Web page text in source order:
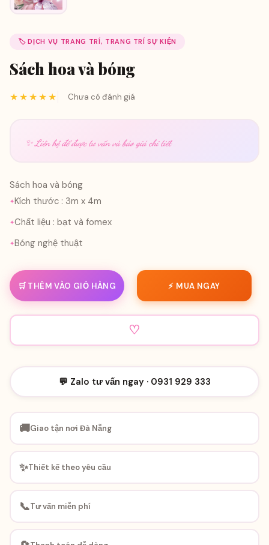
🏷️ DỊCH VỤ TRANG TRÍ, TRANG TRÍ SỰ KIỆN
Sách hoa và bóng
★★★★★ Chưa có đánh giá
✨ Liên hệ để được tư vấn và báo giá chi tiết
Sách hoa và bóng
Kích thước : 3m x 4m
Chất liệu : bạt và fomex
Bóng nghệ thuật
🛒 THÊM VÀO GIỎ HÀNG ⚡ MUA NGAY
♡
💬 Zalo tư vấn ngay · 0931 929 333
🚚Giao tận nơi Đà Nẵng
✨Thiết kế theo yêu cầu
📞Tư vấn miễn phí